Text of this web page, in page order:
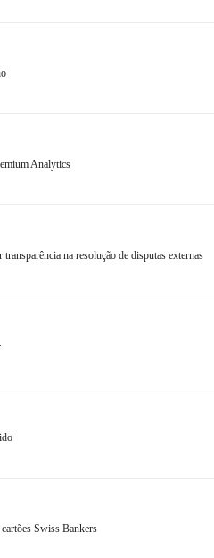
Analytics
na resolução de disputas externas
Swiss Bankers